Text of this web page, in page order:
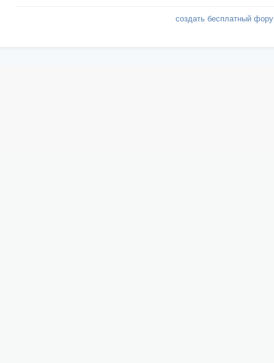
создать бесплатный